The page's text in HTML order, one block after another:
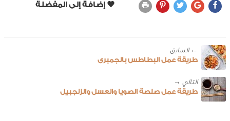
← ‎السابق
طريقة عمل البطاطس بالجمبرى
طريقة عمل صلصة الصويا والعسل والزنجبيل